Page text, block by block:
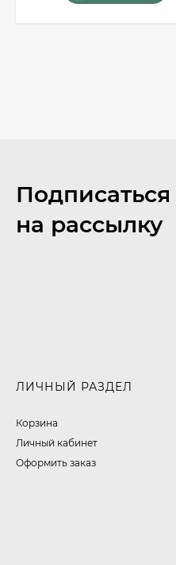
Подписаться
на рассылку
ЛИЧНЫЙ РАЗДЕЛ
Корзина
Личный кабинет
Оформить заказ